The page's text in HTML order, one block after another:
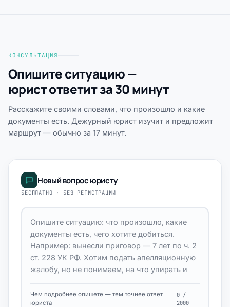
КОНСУЛЬТАЦИЯ
Опишите ситуацию —
юрист ответит за 30 минут
Расскажите своими словами, что произошло и какие
документы есть. Дежурный юрист изучит и предложит
маршрут — обычно за 17 минут.
Новый вопрос юристу
БЕСПЛАТНО · БЕЗ РЕГИСТРАЦИИ
Чем подробнее опишете — тем точнее ответ
юриста
0 /
2000